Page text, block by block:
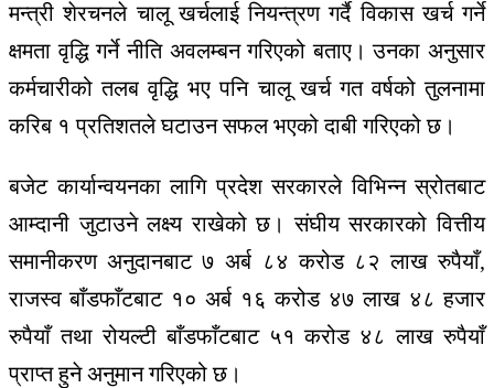
मन्त्री शेरचनले चालू खर्चलाई नियन्त्रण गर्दै विकास खर्च गर्ने
क्षमता वृद्धि गर्ने नीति अवलम्बन गरिएको बताए। उनका अनुसार
कर्मचारीको तलब वृद्धि भए पनि चालू खर्च गत वर्षको तुलनामा
करिब १ प्रतिशतले घटाउन सफल भएको दाबी गरिएको छ।
बजेट कार्यान्वयनका लागि प्रदेश सरकारले विभिन्न स्रोतबाट
आम्दानी जुटाउने लक्ष्य राखेको छ। संघीय सरकारको वित्तीय
समानीकरण अनुदानबाट ७ अर्ब ८४ करोड ८२ लाख रुपैयाँ,
राजस्व बाँडफाँटबाट १० अर्ब १६ करोड ४७ लाख ४८ हजार
रुपैयाँ तथा रोयल्टी बाँडफाँटबाट ५१ करोड ४८ लाख रुपैयाँ
प्राप्त हुने अनुमान गरिएको छ।